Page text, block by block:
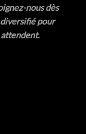
nous dès
pour